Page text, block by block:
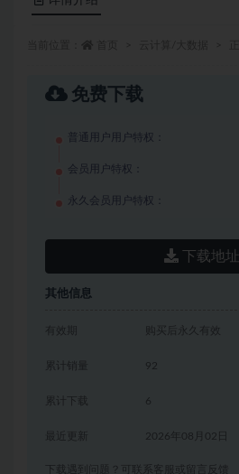
免费下载
普通用户用户特权：
会员用户特权：
永久会员用户特权：
下载地址
其他信息
有效期 购买后永久有效
累计销量 92
累计下载 6
2026年08月02日
下载遇到问题？可联系客服或留言反馈